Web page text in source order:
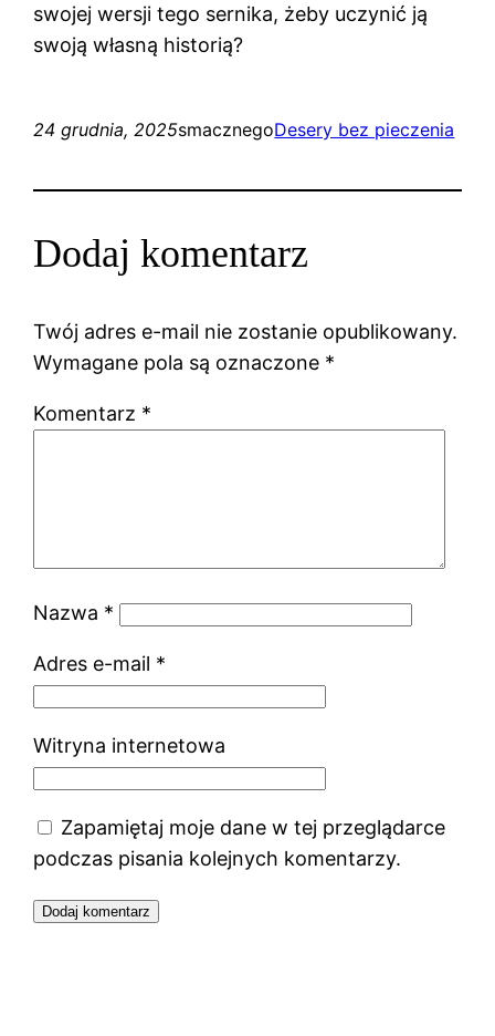
swojej wersji tego sernika, żeby uczynić ją
swoją własną historią?
24 grudnia, 2025smacznegoDesery bez pieczenia
Dodaj komentarz
Twój adres e-mail nie zostanie opublikowany.
Wymagane pola są oznaczone *
Komentarz *
Nazwa *
Adres e-mail *
Witryna internetowa
Zapamiętaj moje dane w tej przeglądarce
podczas pisania kolejnych komentarzy.